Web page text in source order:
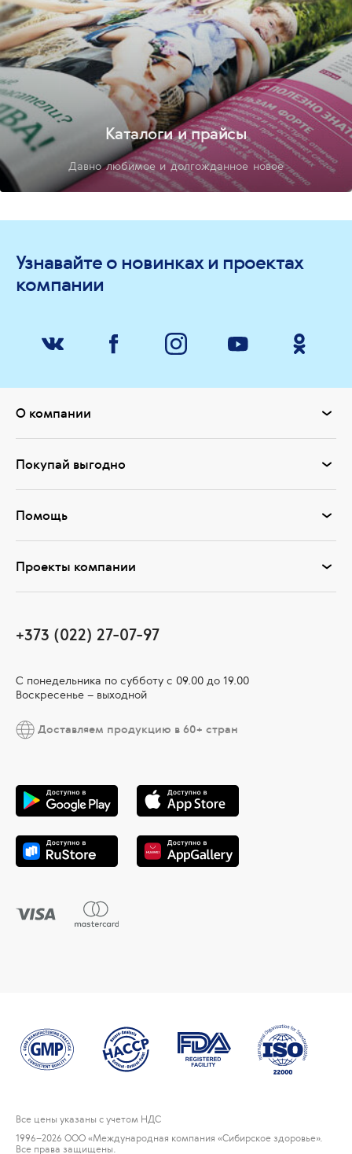
Каталоги и прайсы
Давно любимое и долгожданное новое
Узнавайте о новинках и проектах
компании
О компании
Покупай выгодно
Помощь
Проекты компании
+373 (022) 27-07-97
С понедельника по субботу с 09.00 до 19.00
Воскресенье – выходной
Доставляем продукцию в 60+ стран
Все цены указаны с учетом НДС
1996–2026 ООО «Международная компания «Сибирское здоровье».
Все права защищены.